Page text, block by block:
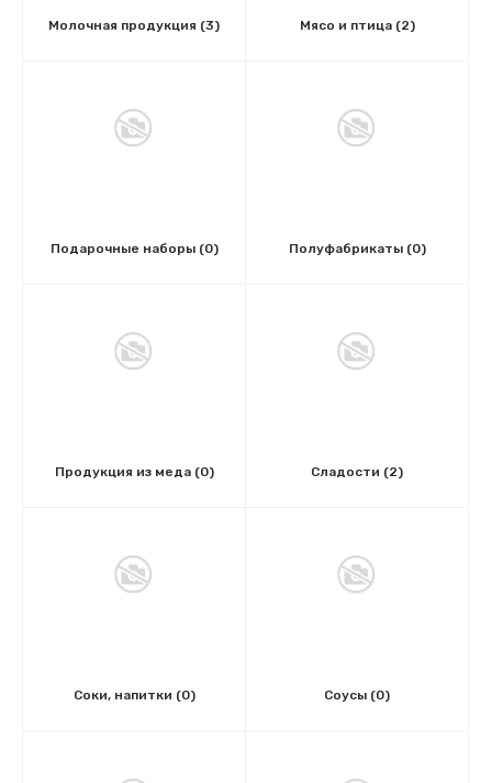
Молочная продукция (3) Мясо и птица (2)
Подарочные наборы (0) Полуфабрикаты (0)
Продукция из меда (0) Сладости (2)
Соки, напитки (0) Соусы (0)